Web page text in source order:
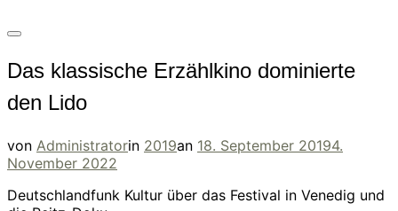
Seitenleiste
Navigation
umschalten
Das klassische Erzählkino dominierte
den Lido
von Administratorin 2019an Veröffentlicht
18. September 20194.
November 2022
Deutschlandfunk Kultur über das Festival in Venedig und